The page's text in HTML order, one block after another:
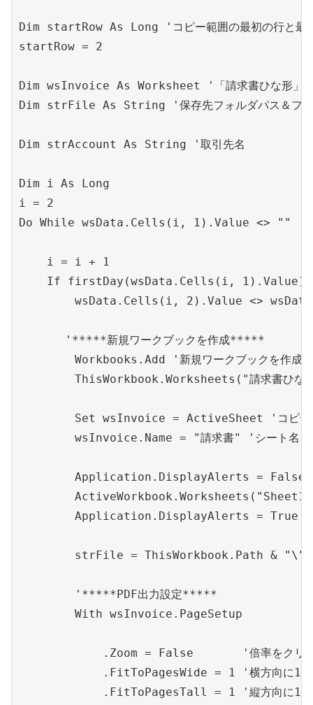
Dim startRow As Long 'コピー範囲の最初の行と最
startRow = 2
Dim wsInvoice As Worksheet '「請求書ひな形」
Dim strFile As String '保存先フォルダパス＆ファ
Dim strAccount As String '取引先名
Dim i As Long
i = 2
Do While wsData.Cells(i, 1).Value <> ""
    i = i + 1
If firstDay(wsData.Cells(i,
wsData.Cells(i, 2).Value <>
     　'*****新規ワークブックを作成*****
        Workbooks.Add '新規ワークブックを作成
ThisWorkbook.Worksheets("請求書ひな
Set wsInvoice = ActiveSheet 'コピーし
wsInvoice.Name = "請求書" 'シート名を
Application.DisplayAlerts = False '
Application.DisplayAlerts = True '確
strFile = ThisWorkbook.Path & "\"
        '*****PDF出力設定*****
        With wsInvoice.PageSetup
.Zoom = False       '倍率をクリ
.FitToPagesWide = 1 '横方向に1ペ
.FitToPagesTall = 1 '縦方向に1ペ